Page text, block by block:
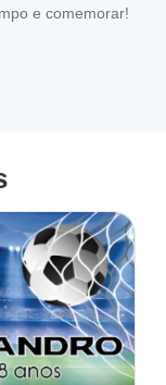
e comemorar!